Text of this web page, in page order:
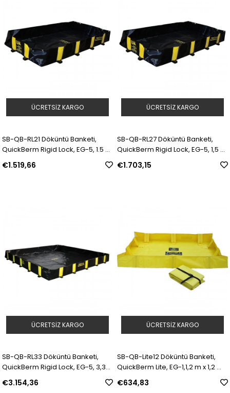
SB-QB-RL21 Döküntü Banketi,
QuickBerm Rigid Lock, EG-5, 1.5 m
x 2.1 m x 30.5 cm | Model: 198531 |
SKU: Y4281309
€1.519,66
ÜCRETSIZ KARGO
SB-QB-RL27 Döküntü Banketi,
QuickBerm Rigid Lock, EG-5, 1,5 m
x 2,7 m x 30,5 cm | Model: 198532 |
SKU: Y4274752
€1.703,15
ÜCRETSIZ KARGO
SB-QB-RL33 Döküntü Banketi,
QuickBerm Rigid Lock, EG-5, 3,3
m x 3,3 m x 30,5 cm | Model:
198533 | SKU: Y4613813
€3.154,36
ÜCRETSIZ KARGO
SB-QB-Lite12 Döküntü Banketi,
QuickBerm Lite, EG-1,1,2 m x 1,2 m
x 20,3 cm | Model: 198534 | SKU:
Y4613814
€634,83
ÜCRETSIZ KARGO